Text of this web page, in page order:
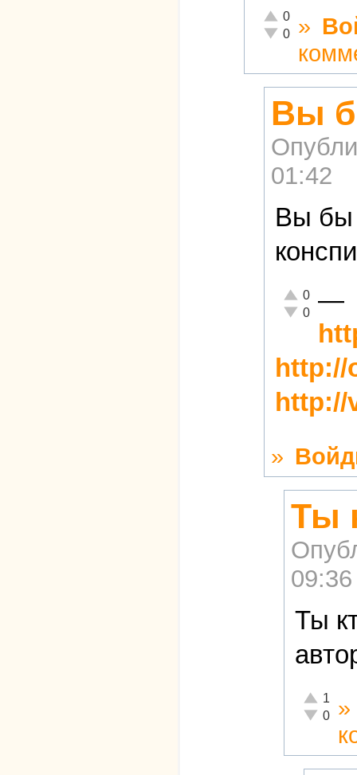
Отлично!
0
Неадекватно!
0 »
Вы
01:42
Вы бы
Отлично!
0
Неадекватно!
0 —
http://
http://
»
Ты
09:36
Ты
Отлично!
1
0
»